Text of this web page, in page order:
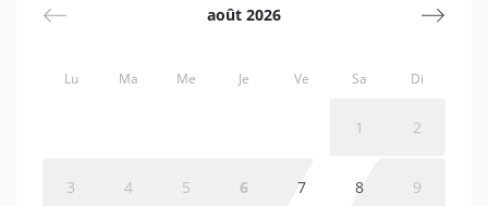
août 2026
Lu Ma Me Je Ve Sa Di
1 2
3 4 5 6 7 8 9